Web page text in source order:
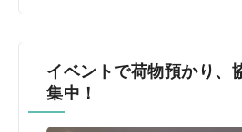
イベントで荷物預かり、
集中！